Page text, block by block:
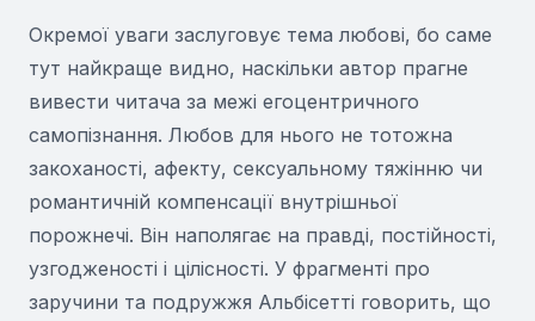
Окремої уваги заслуговує тема любові, бо саме
тут найкраще видно, наскільки автор прагне
вивести читача за межі егоцентричного
самопізнання. Любов для нього не тотожна
закоханості, афекту, сексуальному тяжінню чи
романтичній компенсації внутрішньої
порожнечі. Він наполягає на правді, постійності,
узгодженості і цілісності. У фрагменті про
заручини та подружжя Альбісетті говорить, що